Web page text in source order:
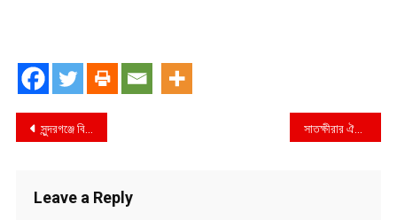
Post
সুন্দরগঞ্জে বিনামুল্যে বীজ ও সার বিতরণ সাতক্ষীরার ঐতিহ্যবাহী লোকসংস্কৃতির একটি চৈত্রসংক্রান্তির ‘দেলনাচ’
Leave a Reply